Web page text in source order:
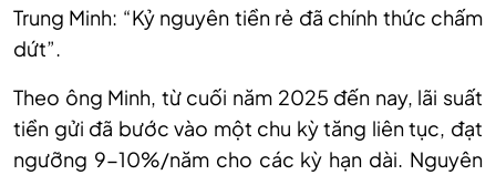
Trung Minh: “Kỷ nguyên tiền rẻ đã chính thức chấm
dứt”.
Theo ông Minh, từ cuối năm 2025 đến nay, lãi suất
tiền gửi đã bước vào một chu kỳ tăng liên tục, đạt
ngưỡng 9-10%/năm cho các kỳ hạn dài. Nguyên